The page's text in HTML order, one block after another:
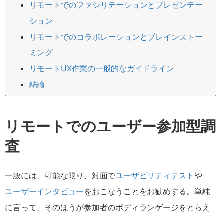
リモートでのファシリテーションとプレゼンテー
ション
リモートでのコラボレーションとブレインストー
ミング
リモートUX作業の一般的なガイドライン
結論
リモートでのユーザー参加型調
査
一般には、可能な限り、対面でユーザビリティテスト や
ユーザーインタビューをおこなうことをお勧めする。単純
に言って、そのほうが参加者のボディランゲージをとらえ